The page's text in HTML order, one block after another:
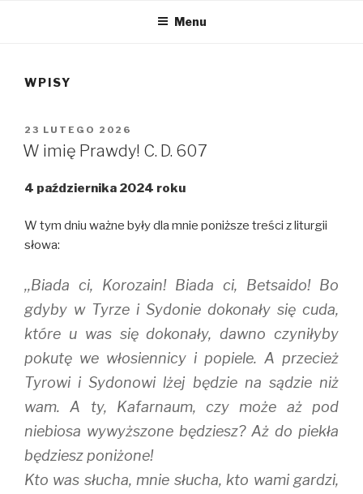
Menu
WPISY
OPUBLIKOWANE
W
23 LUTEGO 2026
W imię Prawdy! C. D. 607
4 października 2024 roku
W tym dniu ważne były dla mnie poniższe treści z liturgii
słowa:
,,Biada ci, Korozain! Biada ci, Betsaido! Bo
gdyby w Tyrze i Sydonie dokonały się cuda,
które u was się dokonały, dawno czyniłyby
pokutę we włosiennicy i popiele. A przecież
Tyrowi i Sydonowi lżej będzie na sądzie niż
wam. A ty, Kafarnaum, czy może aż pod
niebiosa wywyższone będziesz? Aż do piekła
będziesz poniżone!
Kto was słucha, mnie słucha, kto wami gardzi,